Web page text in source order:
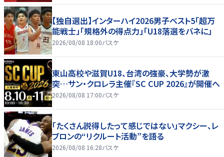
【独自選出】インターハイ2026男子ベスト5「超万
能戦士」「規格外の得点力」「U18落選をバネに」
2026/08/08 18:00バスケ
東山高校や滋賀U18、台湾の強豪、大学勢が激
突…サン・クロレラ主催『SC CUP 2026』が開催へ
2026/08/08 17:00バスケ
「たくさん説得したって感じではない」マクシー、レ
ブロンの“リクルート活動”を語る
2026/08/08 16:28バスケ